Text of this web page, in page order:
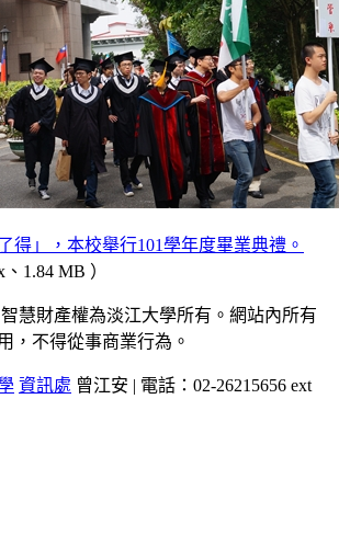
得」，本校舉行101學年度畢業典禮。
、1.84 MB ）
慧財產權為淡江大學所有。網站內所有
，不得從事商業行為。
資訊處 曾江安 | 電話：02-26215656 ext